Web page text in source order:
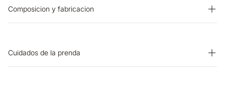
especialmente cuando se combina con jeans oscuros o
Composicion y fabricacion
Cuidados de la prenda